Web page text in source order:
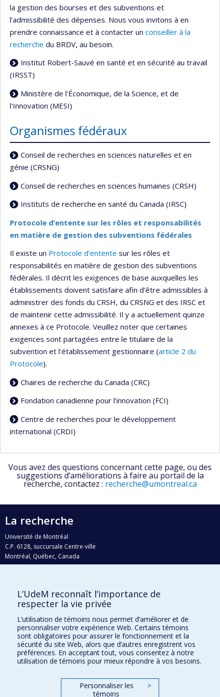
la gestion des bourses et des subventions et
l’admissibilité des dépenses. Nous vous invitons à en
prendre connaissance et à contacter un conseiller à la
recherche du BRDV, au besoin.
Institut Robert-Sauvé en santé et en sécurité au travail
(IRSST)
Ministère de l'Économique, de la Science, et de
l'Innovation (MESI)
Organismes fédéraux
Conseil de recherches en sciences naturelles et en
génie (CRSNG)
Conseil de recherches en sciences humaines (CRSH)
Instituts de recherche en santé du Canada (IRSC)
Protocole d’entente sur les rôles et responsabilités
en matière de gestion des subventions fédérales
Il existe un Protocole d’entente sur les rôles et
responsabilités en matière de gestion des subventions
fédérales. Il décrit les exigences de base auxquelles les
établissements doivent satisfaire afin d’être admissibles à
administrer des fonds du CRSH, du CRSNG et des IRSC et
de maintenir cette admissibilité. Il y a actuellement quinze
annexes à ce Protocole. Veuillez noter que certaines
exigences sont partagées entre le titulaire de la
subvention et l'établissement gestionnaire (article 2 du
Protocole).
Chaires de recherche du Canada (CRC)
Fondation canadienne pour l’innovation (FCI)
Centre de recherches pour le développement
international (CRDI)
Vous avez des questions concernant cette page, ou des
suggestions d’améliorations à faire au portail de la
recherche, contactez : recherche@umontreal.ca
La recherche
Université de Montréal
C.P. 6128, succursale Centre-ville
Montréal, Québec, Canada
H3C 3J7
Qui fait quoi?
Nous trouver
Plan du site
Accessibilité
L’UdeM reconnaît l’importance de
respecter la vie privée
L’utilisation de témoins nous permet d’améliorer et de
personnaliser votre expérience Web. Certains témoins
sont obligatoires pour assurer le fonctionnement et la
sécurité du site Web, alors que d’autres enregistrent vos
préférences. En acceptant tout, vous consentez à notre
utilisation de témoins pour mieux répondre à vos besoins.
Personnaliser les
témoins
>